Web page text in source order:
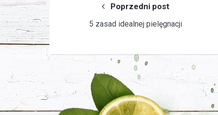
Poprzedni post
5 zasad idealnej pielęgnacji